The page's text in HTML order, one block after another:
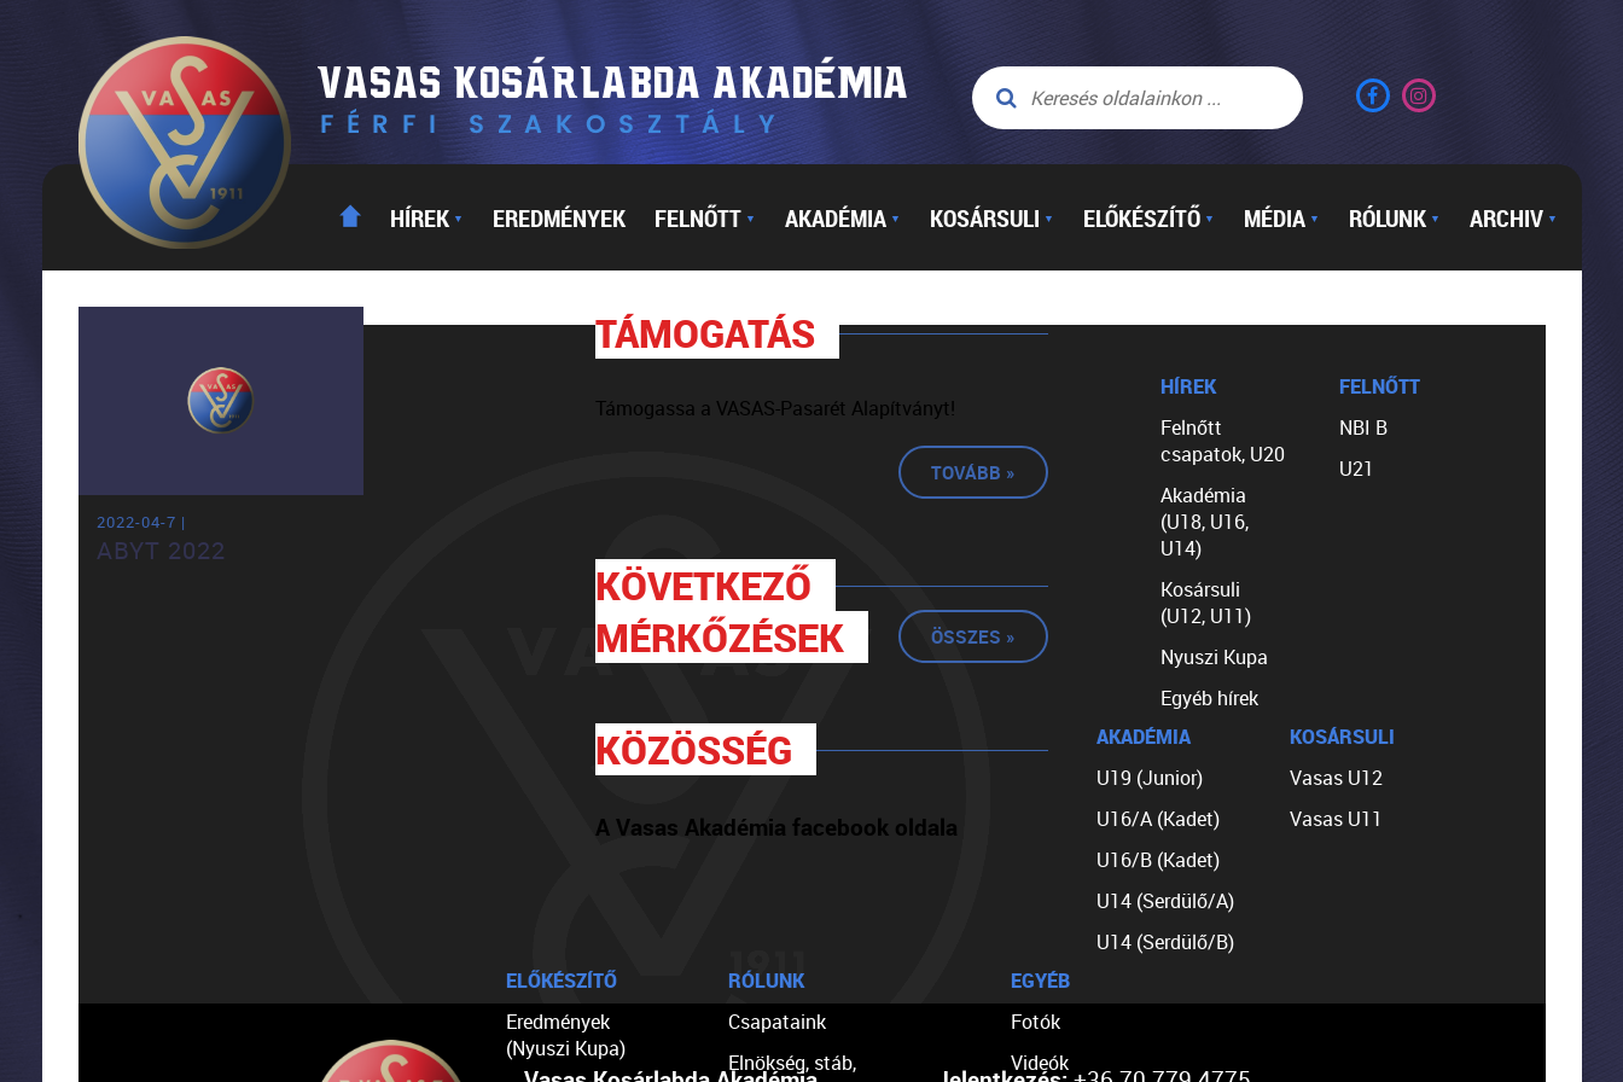
HÍREK ▼ EREDMÉNYEK FELNŐTT ▼ AKADÉMIA ▼ KOSÁRSULI ▼ ELŐKÉSZÍTŐ ▼ MÉDIA ▼ RÓLUNK ▼ ARCHIV ▼
2022-04-7 |
ABYT 2022
TÁMOGATÁS
Támogassa a VASAS-Pasarét Alapítványt!
TOVÁBB »
KÖVETKEZŐ
MÉRKŐZÉSEK
ÖSSZES »
KÖZÖSSÉG
A Vasas Akadémia facebook oldala
HÍREK
Felnőtt
csapatok, U20
Akadémia
(U18, U16,
U14)
Kosársuli
(U12, U11)
Nyuszi Kupa
Egyéb hírek
FELNŐTT
NBI B
U21
AKADÉMIA
U19 (Junior)
U16/A (Kadet)
U16/B (Kadet)
U14 (Serdülő/A)
U14 (Serdülő/B)
KOSÁRSULI
Vasas U12
Vasas U11
ELŐKÉSZÍTŐ
Eredmények
(Nyuszi Kupa)
RÓLUNK
Csapataink
Elnökség, stáb,
EGYÉB
Fotók
Videók